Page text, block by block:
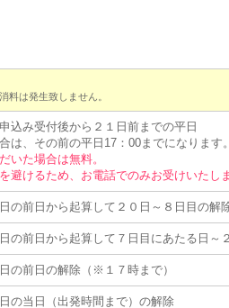
料は発生致しません。
込み受付後から２１日前までの平日
は、その前の平日17：00までになります
いた場合は無料。
避けるため、お電話でのみお受けいたし
の前日から起算して２０日～８日目の解
の前日から起算して７日目にあたる日～
の前日の解除（※１７時まで）
の当日（出発時間まで）の解除